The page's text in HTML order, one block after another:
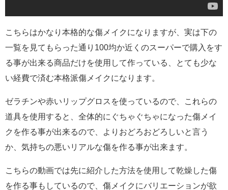
こちらはかなり本格的な傷メイクになりますが、実は下の
一覧を見てもらった通り100均か近くのスーパーで購入をす
る事が出来る商品だけを使用して作っている、とても少な
い経費で済む本格派傷メイクになります。
ゼラチンや赤いリップグロスを使っているので、これらの
道具を使用すると、全体的にぐちゃぐちゃになった傷メイ
クを作る事が出来るので、よりおどろおどろしいと言う
か、気持ちの悪いリアルな傷を作る事が出来ます。
こちらの動画では先に紹介した方法を使用して乾燥した傷
を作る事もしているので、傷メイクにバリエーションが欲